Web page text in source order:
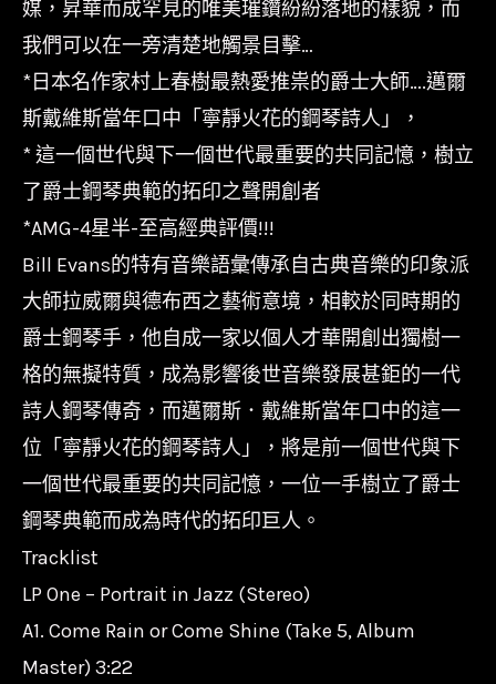
媒，昇華而成罕見的唯美璀鑽紛紛落地的樣貌，而
我們可以在一旁清楚地觸景目擊…
*日本名作家村上春樹最熱愛推祟的爵士大師….邁爾
斯戴維斯當年口中「寧靜火花的鋼琴詩人」，
* 這一個世代與下一個世代最重要的共同記憶，樹立
了爵士鋼琴典範的拓印之聲開創者
*AMG-4星半-至高經典評價!!!
Bill Evans的特有音樂語彙傳承自古典音樂的印象派
大師拉威爾與德布西之藝術意境，相較於同時期的
爵士鋼琴手，他自成一家以個人才華開創出獨樹一
格的無擬特質，成為影響後世音樂發展甚鉅的一代
詩人鋼琴傳奇，而邁爾斯．戴維斯當年口中的這一
位「寧靜火花的鋼琴詩人」，將是前一個世代與下
一個世代最重要的共同記憶，一位一手樹立了爵士
鋼琴典範而成為時代的拓印巨人。
Tracklist
LP One – Portrait in Jazz (Stereo)
A1. Come Rain or Come Shine (Take 5, Album
Master) 3:22